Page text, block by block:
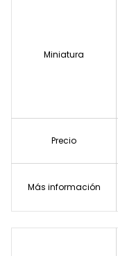
Miniatura
Precio
Más información